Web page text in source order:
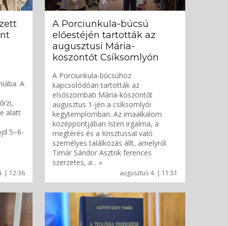
| 12:36
A
alatt
5–6-
augusztus 4. | 11:51
A Porciunkula-búcsú
előestéjén tartották az
augusztusi Mária-
köszöntőt Csíksomlyón
A Porciunkula-búcsúhoz
kapcsolódóan tartották az
elsőszombati Mária-köszöntőt
augusztus 1-jén a csíksomlyói
kegytemplomban. Az imaalkalom
középpontjában Isten irgalma, a
megtérés és a Krisztussal való
személyes találkozás állt, amelyről
Timár Sándor Asztrik ferences
szerzetes, a... »